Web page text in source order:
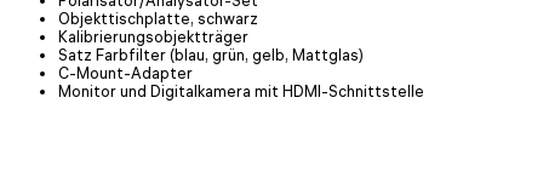
Objekttischplatte, schwarz
Kalibrierungsobjektträger
Satz Farbfilter (blau, grün, gelb, Mattglas)
C-Mount-Adapter
Monitor und Digitalkamera mit HDMI-Schnittstelle